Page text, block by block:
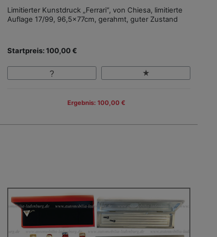
Limitierter Kunstdruck „Ferrari“, von Chiesa, limitierte
Auflage 17/99, 96,5x77cm, gerahmt, guter Zustand
Startpreis: 100,00 €
Ergebnis: 100,00 €